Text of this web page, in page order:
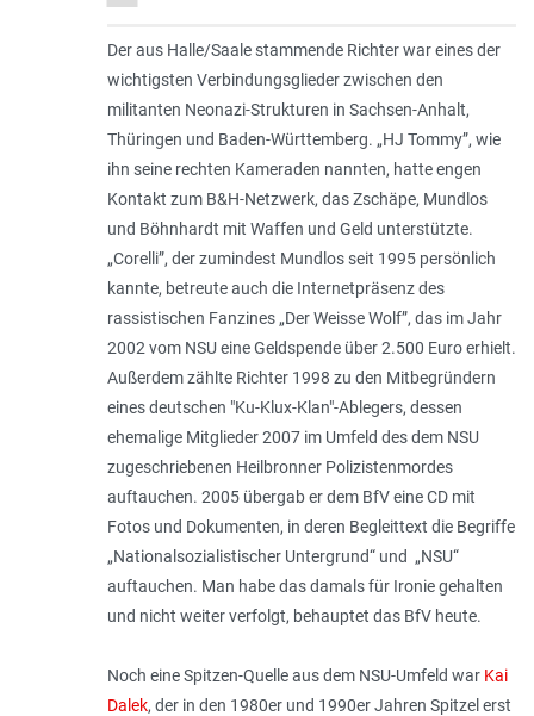
Der aus Halle/Saale stammende Richter war eines der
wichtigsten Verbindungsglieder zwischen den
militanten Neonazi-Strukturen in Sachsen-Anhalt,
Thüringen und Baden-Württemberg. „HJ Tommy”, wie
ihn seine rechten Kameraden nannten, hatte engen
Kontakt zum B&H-Netzwerk, das Zschäpe, Mundlos
und Böhnhardt mit Waffen und Geld unterstützte.
„Corelli”, der zumindest Mundlos seit 1995 persönlich
kannte, betreute auch die Internetpräsenz des
rassistischen Fanzines „Der Weisse Wolf”, das im Jahr
2002 vom NSU eine Geldspende über 2.500 Euro erhielt.
Außerdem zählte Richter 1998 zu den Mitbegründern
eines deutschen "Ku-Klux-Klan"-Ablegers, dessen
ehemalige Mitglieder 2007 im Umfeld des dem NSU
zugeschriebenen Heilbronner Polizistenmordes
auftauchen. 2005 übergab er dem BfV eine CD mit
Fotos und Dokumenten, in deren Begleittext die Begriffe
„Nationalsozialistischer Untergrund“ und „NSU“
auftauchen. Man habe das damals für Ironie gehalten
und nicht weiter verfolgt, behauptet das BfV heute.
Noch eine Spitzen-Quelle aus dem NSU-Umfeld war Kai
Dalek, der in den 1980er und 1990er Jahren Spitzel erst